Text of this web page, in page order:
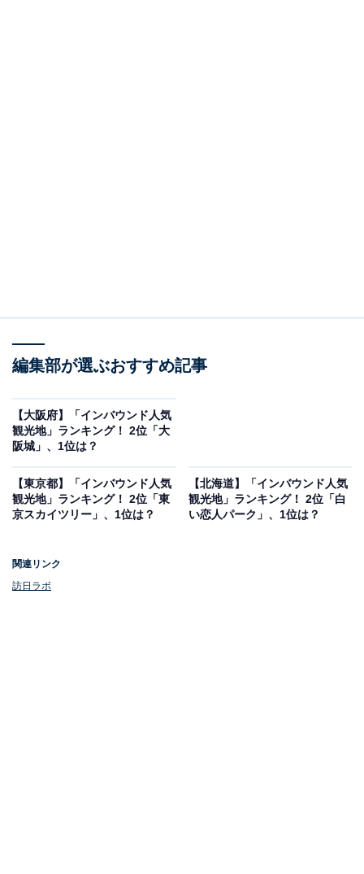
コンセプトにしたこのパークは、地中海や北大西洋、南
そのため、それぞれのテーマポートに沿って、ヨーロッ
パやアメリカなどのまち並みが再現され、TDLよりも大
人の雰囲気が漂います。アトラクションも海をテーマ
に、水を扱ったものが多く、ロマンティックな気分を味
わえるのも魅力です。
編集部が選ぶおすすめ記事
【大阪府】「インバウンド人気
観光地」ランキング！ 2位「大
阪城」、1位は？
【東京都】「インバウンド人気
観光地」ランキング！ 2位「東
京スカイツリー」、1位は？
【北海道】「インバウンド人気
観光地」ランキング！ 2位「白
い恋人パーク」、1位は？
関連リンク
訪日ラボ